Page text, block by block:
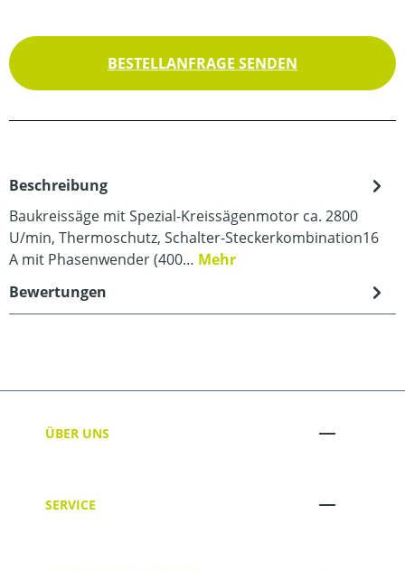
BESTELLANFRAGE SENDEN
Beschreibung
Baukreissäge mit Spezial-Kreissägenmotor ca. 2800
U/min, Thermoschutz, Schalter-Steckerkombination16
A mit Phasenwender (400… Mehr
Bewertungen
ÜBER UNS
SERVICE